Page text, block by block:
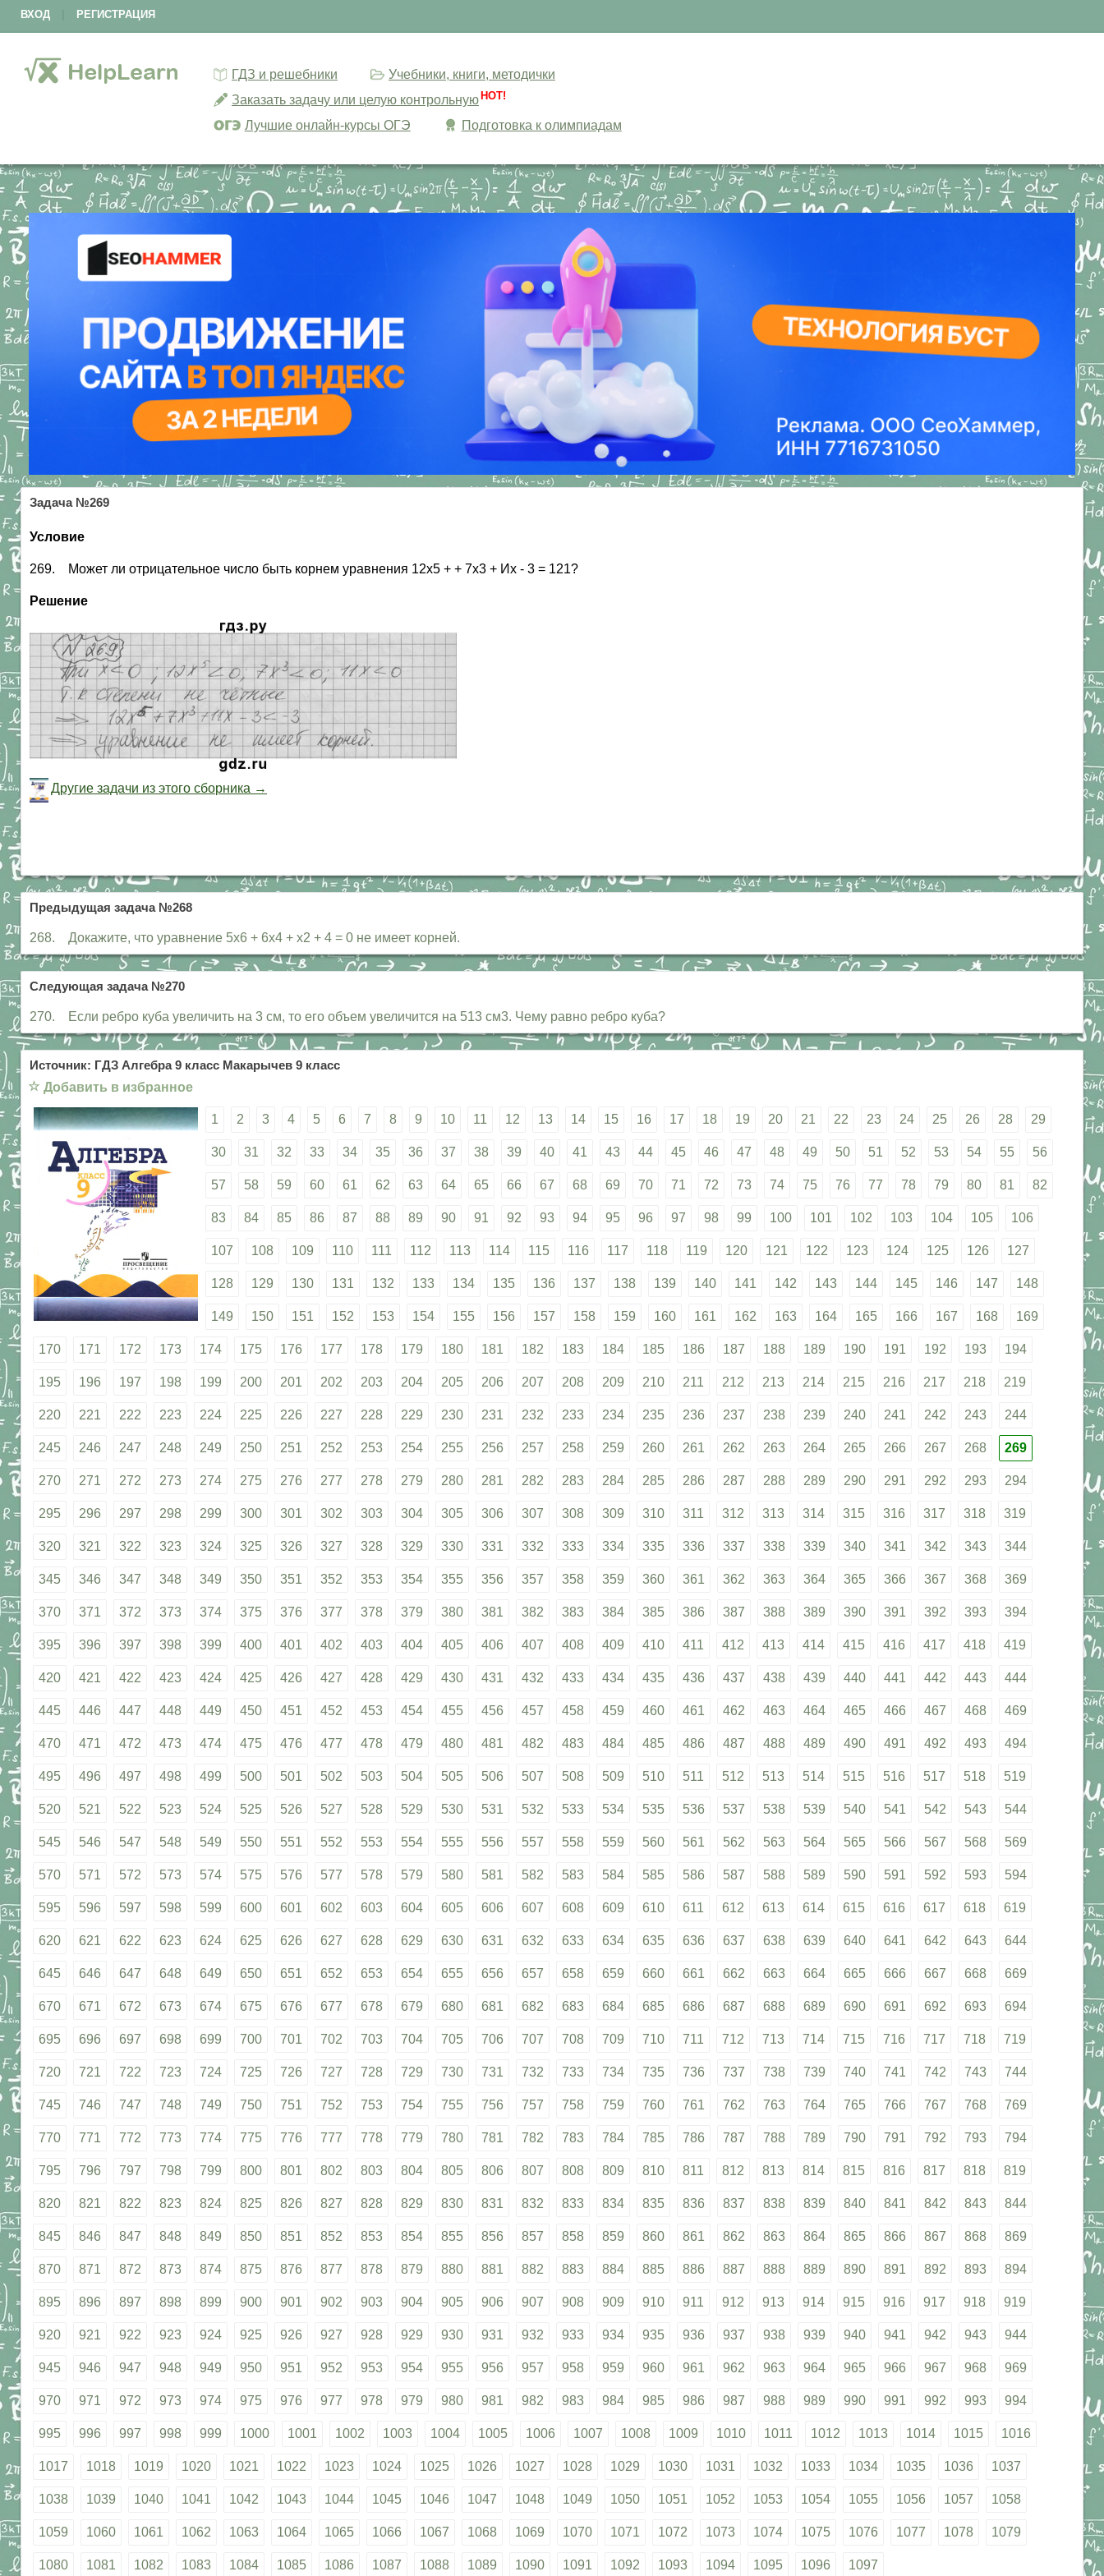
ВХОД РЕГИСТРАЦИЯ
ГДЗ и решебники
Учебники, книги, методички
Заказать задачу или целую контрольную HOT!
Лучшие онлайн-курсы ОГЭ Подготовка к олимпиадам
Задача №269
Условие
269. Может ли отрицательное число быть корнем уравнения 12х5 + + 7х3 + Их - 3 = 121?
Решение
Другие задачи из этого сборника →
Предыдущая задача №268
268. Докажите, что уравнение 5х6 + 6х4 + х2 + 4 = 0 не имеет корней.
Следующая задача №270
270. Если ребро куба увеличить на 3 см, то его объем увеличится на 513 см3. Чему равно ребро куба?
Источник: ГДЗ Алгебра 9 класс Макарычев 9 класс
☆ Добавить в избранное
1 2 3 4 5 6 7 8 9 10 11 12 13 14 15 16 17 18 19 20 21 22 23 24 25 26 28 29
30 31 32 33 34 35 36 37 38 39 40 41 43 44 45 46 47 48 49 50 51 52 53 54 55 56
57 58 59 60 61 62 63 64 65 66 67 68 69 70 71 72 73 74 75 76 77 78 79 80 81 82
83 84 85 86 87 88 89 90 91 92 93 94 95 96 97 98 99 100 101 102 103 104 105 106
107 108 109 110 111 112 113 114 115 116 117 118 119 120 121 122 123 124 125 126 127
128 129 130 131 132 133 134 135 136 137 138 139 140 141 142 143 144 145 146 147 148
149 150 151 152 153 154 155 156 157 158 159 160 161 162 163 164 165 166 167 168 169
170 171 172 173 174 175 176 177 178 179 180 181 182 183 184 185 186 187 188 189 190 191 192 193 194
195 196 197 198 199 200 201 202 203 204 205 206 207 208 209 210 211 212 213 214 215 216 217 218 219
220 221 222 223 224 225 226 227 228 229 230 231 232 233 234 235 236 237 238 239 240 241 242 243 244
245 246 247 248 249 250 251 252 253 254 255 256 257 258 259 260 261 262 263 264 265 266 267 268 269
270 271 272 273 274 275 276 277 278 279 280 281 282 283 284 285 286 287 288 289 290 291 292 293 294
295 296 297 298 299 300 301 302 303 304 305 306 307 308 309 310 311 312 313 314 315 316 317 318 319
320 321 322 323 324 325 326 327 328 329 330 331 332 333 334 335 336 337 338 339 340 341 342 343 344
345 346 347 348 349 350 351 352 353 354 355 356 357 358 359 360 361 362 363 364 365 366 367 368 369
370 371 372 373 374 375 376 377 378 379 380 381 382 383 384 385 386 387 388 389 390 391 392 393 394
395 396 397 398 399 400 401 402 403 404 405 406 407 408 409 410 411 412 413 414 415 416 417 418 419
420 421 422 423 424 425 426 427 428 429 430 431 432 433 434 435 436 437 438 439 440 441 442 443 444
445 446 447 448 449 450 451 452 453 454 455 456 457 458 459 460 461 462 463 464 465 466 467 468 469
470 471 472 473 474 475 476 477 478 479 480 481 482 483 484 485 486 487 488 489 490 491 492 493 494
495 496 497 498 499 500 501 502 503 504 505 506 507 508 509 510 511 512 513 514 515 516 517 518 519
520 521 522 523 524 525 526 527 528 529 530 531 532 533 534 535 536 537 538 539 540 541 542 543 544
545 546 547 548 549 550 551 552 553 554 555 556 557 558 559 560 561 562 563 564 565 566 567 568 569
570 571 572 573 574 575 576 577 578 579 580 581 582 583 584 585 586 587 588 589 590 591 592 593 594
595 596 597 598 599 600 601 602 603 604 605 606 607 608 609 610 611 612 613 614 615 616 617 618 619
620 621 622 623 624 625 626 627 628 629 630 631 632 633 634 635 636 637 638 639 640 641 642 643 644
645 646 647 648 649 650 651 652 653 654 655 656 657 658 659 660 661 662 663 664 665 666 667 668 669
670 671 672 673 674 675 676 677 678 679 680 681 682 683 684 685 686 687 688 689 690 691 692 693 694
695 696 697 698 699 700 701 702 703 704 705 706 707 708 709 710 711 712 713 714 715 716 717 718 719
720 721 722 723 724 725 726 727 728 729 730 731 732 733 734 735 736 737 738 739 740 741 742 743 744
745 746 747 748 749 750 751 752 753 754 755 756 757 758 759 760 761 762 763 764 765 766 767 768 769
770 771 772 773 774 775 776 777 778 779 780 781 782 783 784 785 786 787 788 789 790 791 792 793 794
795 796 797 798 799 800 801 802 803 804 805 806 807 808 809 810 811 812 813 814 815 816 817 818 819
820 821 822 823 824 825 826 827 828 829 830 831 832 833 834 835 836 837 838 839 840 841 842 843 844
845 846 847 848 849 850 851 852 853 854 855 856 857 858 859 860 861 862 863 864 865 866 867 868 869
870 871 872 873 874 875 876 877 878 879 880 881 882 883 884 885 886 887 888 889 890 891 892 893 894
895 896 897 898 899 900 901 902 903 904 905 906 907 908 909 910 911 912 913 914 915 916 917 918 919
920 921 922 923 924 925 926 927 928 929 930 931 932 933 934 935 936 937 938 939 940 941 942 943 944
945 946 947 948 949 950 951 952 953 954 955 956 957 958 959 960 961 962 963 964 965 966 967 968 969
970 971 972 973 974 975 976 977 978 979 980 981 982 983 984 985 986 987 988 989 990 991 992 993 994
995 996 997 998 999 1000 1001 1002 1003 1004 1005 1006 1007 1008 1009 1010 1011 1012 1013 1014 1015 1016
1017 1018 1019 1020 1021 1022 1023 1024 1025 1026 1027 1028 1029 1030 1031 1032 1033 1034 1035 1036 1037
1038 1039 1040 1041 1042 1043 1044 1045 1046 1047 1048 1049 1050 1051 1052 1053 1054 1055 1056 1057 1058
1059 1060 1061 1062 1063 1064 1065 1066 1067 1068 1069 1070 1071 1072 1073 1074 1075 1076 1077 1078 1079
1080 1081 1082 1083 1084 1085 1086 1087 1088 1089 1090 1091 1092 1093 1094 1095 1096 1097